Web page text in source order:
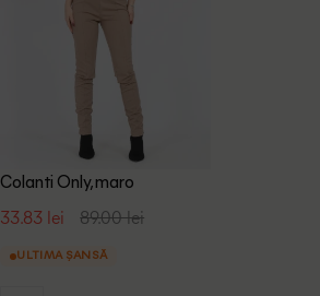
Colanti Only, maro
33.83 lei 89.00 lei
ULTIMA ȘANSĂ